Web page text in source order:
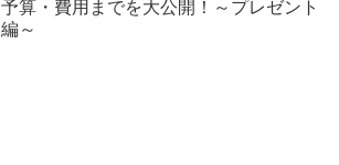
予算・費用までを大公開！～プレゼント
編～